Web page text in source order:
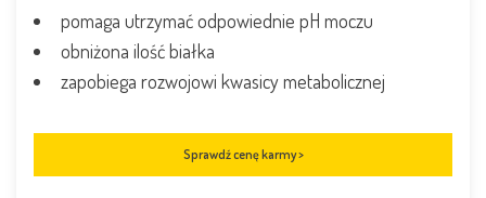
pomaga utrzymać odpowiednie pH moczu
obniżona ilość białka
zapobiega rozwojowi kwasicy metabolicznej
Sprawdź cenę karmy >